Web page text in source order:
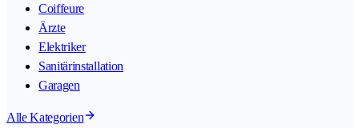
Coiffeure
Ärzte
Elektriker
Sanitärinstallation
Garagen
Alle Kategorien